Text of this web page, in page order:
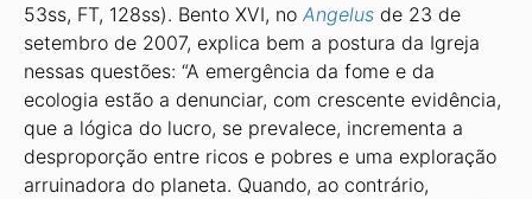
53ss, FT, 128ss). Bento XVI, no Angelus de 23 de
setembro de 2007, explica bem a postura da Igreja
nessas questões: “A emergência da fome e da
ecologia estão a denunciar, com crescente evidência,
que a lógica do lucro, se prevalece, incrementa a
desproporção entre ricos e pobres e uma exploração
arruinadora do planeta. Quando, ao contrário,